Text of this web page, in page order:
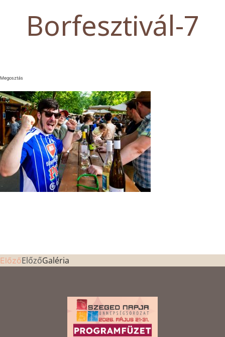
Borfesztivál-7
Megosztás
ElőzőElőzőGaléria